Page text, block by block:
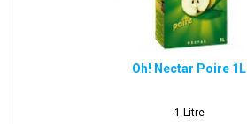
Oh! Nectar Poire 1L
1 Litre